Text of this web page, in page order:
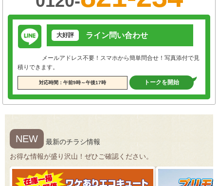
大好評 ライン問い合わせ
メールアドレス不要！スマホから簡単問合せ！写真添付で見
積りできます。
対応時間：午前9時～午後17時 トークを開始
NEW
最新のチラシ情報
お得な情報が盛り沢山！ぜひご確認ください。